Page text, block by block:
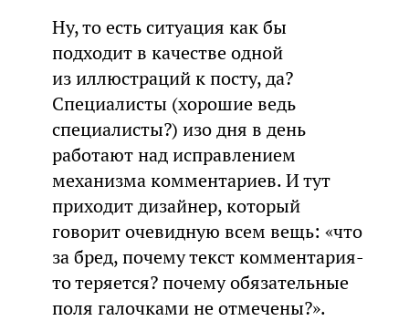
Ну, то есть ситуация как бы
подходит в качестве одной
из иллюстраций к посту, да?
Специалисты (хорошие ведь
специалисты?) изо дня в день
работают над исправлением
механизма комментариев. И тут
приходит дизайнер, который
говорит очевидную всем вещь: «что
за бред, почему текст комментария-
то теряется? почему обязательные
поля галочками не отмечены?».